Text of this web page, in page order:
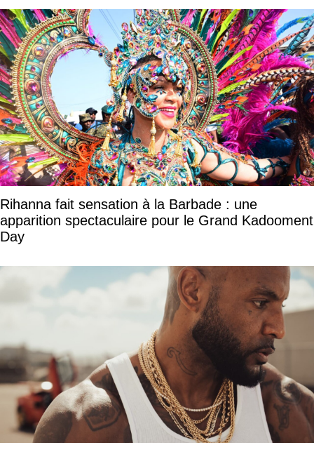
Rihanna fait sensation à la Barbade : une
apparition spectaculaire pour le Grand Kadooment
Day